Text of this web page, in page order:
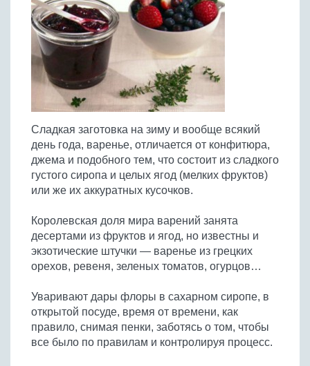
Из яиц и другие
Холодные супы
Супы-пюре
Молочные супы
Сладкие супы
Отварное мясо
Запеченное мясо
Тушеное мясо
Из мясного фарша
Из субпродуктов
Жареная рыба
Отварная и паровая
Запеченная рыба
Тушеная рыба
Из рыбного фарша
Морепродукты
Суши и роллы
Вся птица
Жареная птица
Отварная птица
Запеченная птица
Тушеная птица
Из фарша птицы
Из субпродуктов птицы
Овощи
Все овощи
Жареные овощи
Отварные овощи
Запеченные овощи
Выпечка
Вся выпечка
Торты и пирожные
Пироги и пирожки
Кексы и маффины
Печенье и булочки
Блины и оладьи
Пиццы
Кремы
Соусы
Все соусы
Соусы к мясу
Соусы к рыбе
Соусы к овощам
Все напитки
Алкогольные напитки
Безалкогольные напитки
Заготовки
Все заготовки
Ягоды и фрукты
Овощи
Грибы
Другие заготовки
Десерты
Десерты
Молочные продукты
Пельмени, вареники
Макароны
Грибы
Бобовые
Яйца
Сладкая заготовка на зиму и вообще всякий
день года, варенье, отличается от конфитюра,
джема и подобного тем, что состоит из сладкого
густого сиропа и целых ягод (мелких фруктов)
или же их аккуратных кусочков.
Королевская доля мира варений занята
десертами из фруктов и ягод, но известны и
экзотические штучки — варенье из грецких
орехов, ревеня, зеленых томатов, огурцов…
Уваривают дары флоры в сахарном сиропе, в
открытой посуде, время от времени, как
правило, снимая пенки, заботясь о том, чтобы
все было по правилам и контролируя процесс.